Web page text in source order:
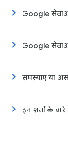
Google सेवाओं
Google
समस्याएं या
इन शर्तों के